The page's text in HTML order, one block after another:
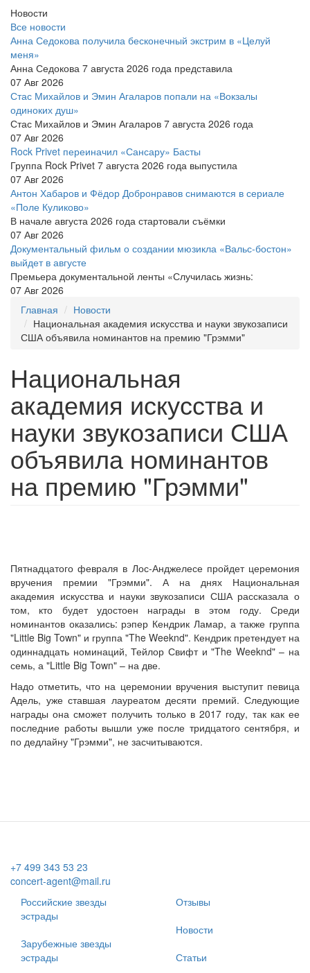
Новости
Все новости
Анна Седокова получила бесконечный экстрим в «Целуй
меня»
Анна Седокова 7 августа 2026 года представила
07 Авг 2026
Стас Михайлов и Эмин Агаларов попали на «Вокзалы
одиноких душ»
Стас Михайлов и Эмин Агаларов 7 августа 2026 года
07 Авг 2026
Rock Privet переиначил «Сансару» Басты
Группа Rock Privet 7 августа 2026 года выпустила
07 Авг 2026
Антон Хабаров и Фёдор Добронравов снимаются в сериале
«Поле Куликово»
В начале августа 2026 года стартовали съёмки
07 Авг 2026
Документальный фильм о создании мюзикла «Вальс-бостон»
выйдет в августе
Премьера документальной ленты «Случилась жизнь:
07 Авг 2026
Главная
Новости
Национальная академия искусства и науки звукозаписи
США объявила номинантов на премию "Грэмми"
Национальная
академия искусства и
науки звукозаписи США
объявила номинантов
на премию "Грэмми"
Пятнадцатого февраля в Лос-Анджелесе пройдет церемония
вручения премии "Грэмми". А на днях Национальная
академия искусства и науки звукозаписи США рассказала о
том, кто будет удостоен награды в этом году. Среди
номинантов оказались: рэпер Кендрик Ламар, а также группа
"Little Big Town" и группа "The Weeknd". Кендрик претендует на
одиннадцать номинаций, Тейлор Свифт и "The Weeknd" – на
семь, а "Little Big Town" – на две.
Надо отметить, что на церемонии вручения выступит певица
Адель, уже ставшая лауреатом десяти премий. Следующие
награды она сможет получить только в 2017 году, так как ее
последние работы вышли уже после тридцатого сентября, и
по дедлайну "Грэмми", не засчитываются.
+7 499 343 53 23
concert-agent@mail.ru
Российские звезды
эстрады
Зарубежные звезды
эстрады
Отзывы
Новости
Статьи